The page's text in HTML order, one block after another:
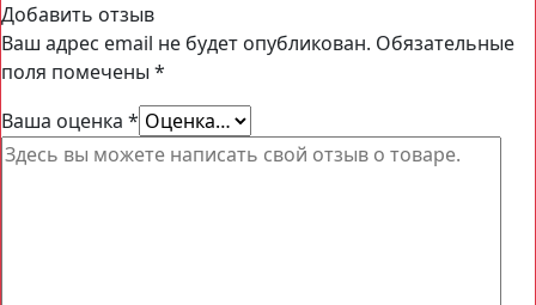
Добавить отзыв
Ваш адрес email не будет опубликован. Обязательные
поля помечены *
Ваша оценка *